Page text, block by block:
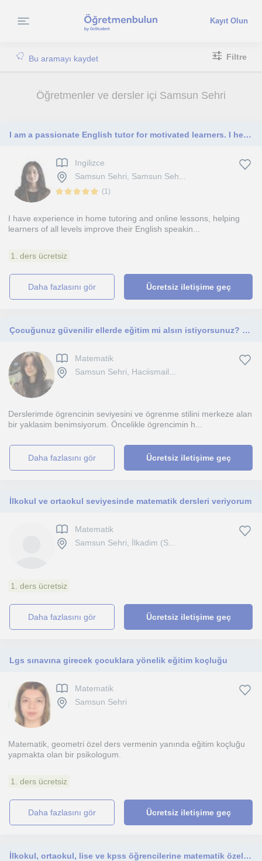
Kayıt Olun
Bu aramayı kaydet Filtre
Öğretmenler ve dersler içi Samsun Sehri
I am a passionate English tutor for motivated learners. I help students gain confidence and fluency in English.
Ingilizce
Samsun Sehri, Samsun Seh...
(1)
I have experience in home tutoring and online lessons, helping
learners of all levels improve their English speakin...
1. ders ücretsiz
daha fazlasını gör Ücretsiz iletişime geç
Çocuğunuz güvenilir ellerde eğitim mi alsın istiyorsunuz? Tam olarak doğru yerdesiniz, size yardımcı olmaktan mutluluk duyarım.
Matematik
Samsun Sehri, Haciismail...
Derslerimde ögrencinin seviyesini ve ögrenme stilini merkeze alan
bir yaklasim benimsiyorum. Öncelikle ögrencimin h...
daha fazlasını gör Ücretsiz iletişime geç
İlkokul ve ortaokul seviyesinde matematik dersleri veriyorum
Matematik
Samsun Sehri, İlkadim (S...
1. ders ücretsiz
daha fazlasını gör Ücretsiz iletişime geç
Lgs sınavına girecek çocuklara yönelik eğitim koçluğu
Matematik
Samsun Sehri
Matematik, geometri özel ders vermenin yanında eğitim koçluğu
yapmakta olan bir psikologum.
1. ders ücretsiz
daha fazlasını gör Ücretsiz iletişime geç
İlkokul, ortaokul, lise ve kpss öğrencilerine matematik özel dersi veriyorum